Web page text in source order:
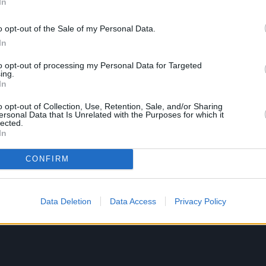
opt-out of the Sale of my Personal Data.
opt-out of processing my Personal Data for Targeted
opt-out of Collection, Use, Retention, Sale, and/or Sharing
Data that Is Unrelated with the Purposes for which it
CONFIRM
Data Deletion Data Access Privacy Policy